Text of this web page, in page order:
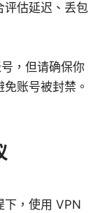
评估延迟、丢包
账号被封禁。
下，使用 VPN